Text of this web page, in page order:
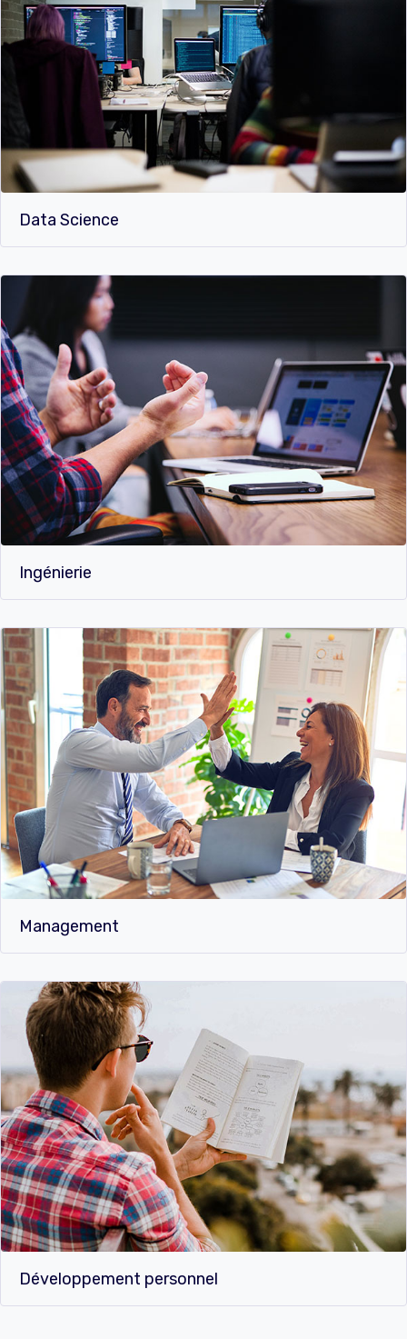
Data Science​
Ingénierie​
Management​
Développement personnel